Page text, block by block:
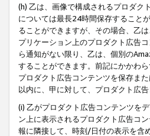
(h) 乙は、画像で構成されるプロダク
については最長24時間保存すること
ることができますが、その場合、乙
プリケーション上のプロダクト広告
ら通知がない限り、乙は、個別の
することができます。前記にかかわ
プロダクト広告コンテンツを保存ま
以内に、甲に対して、プロダクト広
(i) 乙がプロダクト広告コンテンツを
ン上に表示されるプロダクト広告コ
報に隣接して、時刻/日付の表示を含